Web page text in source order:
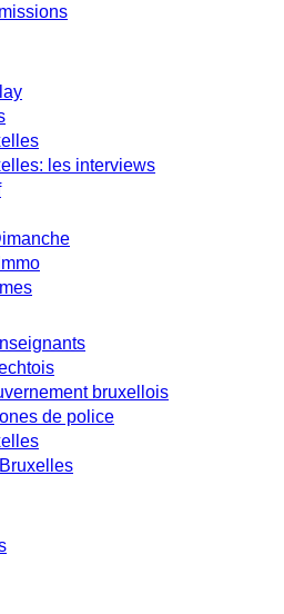
les interviews
bruxellois
de police